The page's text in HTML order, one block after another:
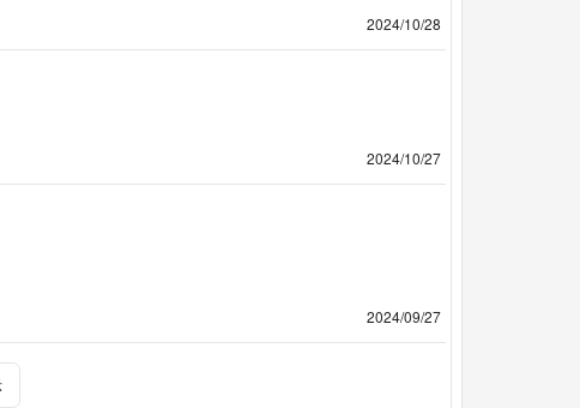
2024/10/28
2024/10/27
2024/09/27